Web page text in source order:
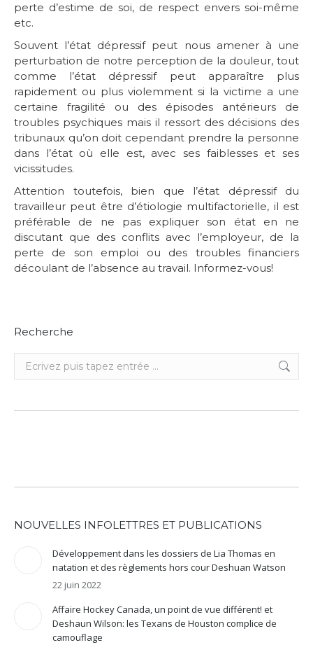
perte d’estime de soi, de respect envers soi-même
etc.
Souvent l’état dépressif peut nous amener à une
perturbation de notre perception de la douleur, tout
comme l’état dépressif peut apparaître plus
rapidement ou plus violemment si la victime a une
certaine fragilité ou des épisodes antérieurs de
troubles psychiques mais il ressort des décisions des
tribunaux qu’on doit cependant prendre la personne
dans l’état où elle est, avec ses faiblesses et ses
vicissitudes.
Attention toutefois, bien que l’état dépressif du
travailleur peut être d’étiologie multifactorielle, il est
préférable de ne pas expliquer son état en ne
discutant que des conflits avec l’employeur, de la
perte de son emploi ou des troubles financiers
découlant de l’absence au travail. Informez-vous!
Recherche
Recherche
NOUVELLES INFOLETTRES ET PUBLICATIONS
Développement dans les dossiers de Lia Thomas en
natation et des règlements hors cour Deshuan Watson
22 juin 2022
Affaire Hockey Canada, un point de vue différent! et
Deshaun Wilson: les Texans de Houston complice de
camouflage